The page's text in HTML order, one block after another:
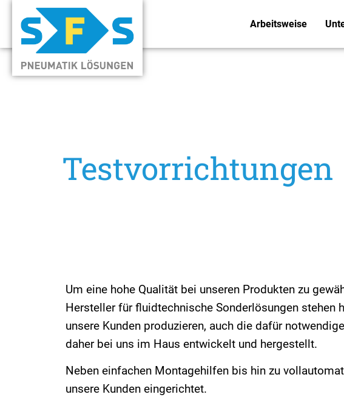
Arbeitsweise
Testvorrichtungen
Um eine hohe Qualität bei unseren Produkten zu
Hersteller für fluidtechnische Sonderlösungen
unsere Kunden produzieren, auch die dafür
daher bei uns im Haus entwickelt und hergestellt.
Neben einfachen Montagehilfen bis hin zu
unsere Kunden eingerichtet.